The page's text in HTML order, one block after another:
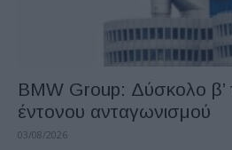
BMW Group: Δύσκολο β’
έντονου ανταγωνισμού
03/08/2026